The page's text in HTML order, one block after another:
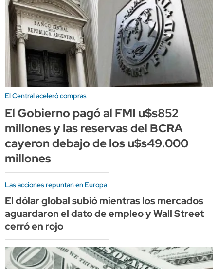
El Central aceleró compras
El Gobierno pagó al FMI u$s852
millones y las reservas del BCRA
cayeron debajo de los u$s49.000
millones
Las acciones repuntan en Europa
El dólar global subió mientras los mercados
aguardaron el dato de empleo y Wall Street
cerró en rojo